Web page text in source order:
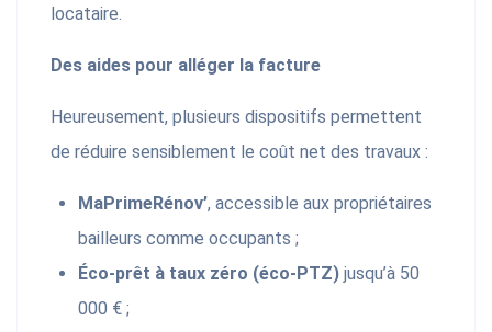
locataire.
Des aides pour alléger la facture
Heureusement, plusieurs dispositifs permettent
de réduire sensiblement le coût net des travaux :
MaPrimeRénov’, accessible aux propriétaires
bailleurs comme occupants ;
Éco-prêt à taux zéro (éco-PTZ) jusqu’à 50
000 € ;